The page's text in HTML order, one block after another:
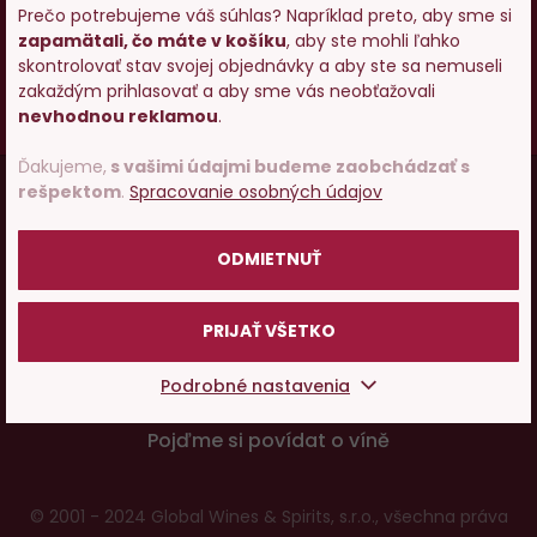
Prečo potrebujeme váš súhlas? Napríklad preto, aby sme si
zapamätali, čo máte v košíku, aby ste mohli ľahko
skontrolovať stav svojej objednávky a aby ste sa nemuseli
zakaždým prihlasovať a aby sme vás neobťažovali
nevhodnou reklamou.
Ďakujeme, s vašimi údajmi budeme zaobchádzať s
rešpektom. Spracovanie osobných údajov
ODMIETNUŤ
PRIJAŤ VŠETKO
Podrobné nastavenia
18
Osobám mladším ako 18 rokov alkohol
nepredávame, ak ste ešte nemali 18 rokov,
prosím skúste zatiaľ našu špičkovú minerálku.
Vy staršípite zodpovedne
Menu
v
Ako nakupovať
O nás
Pojďme si povídat o víně
© 2001 - 2024 Global Wines & Spirits, s.r.o., všechna práva
Vstupujete na stránky s
predajom alkoholu. Prosím
potvrďte, že Vám už bolo 18